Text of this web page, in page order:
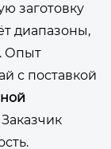
заготовку
диапазоны,
Опыт
с поставкой
Заказчик